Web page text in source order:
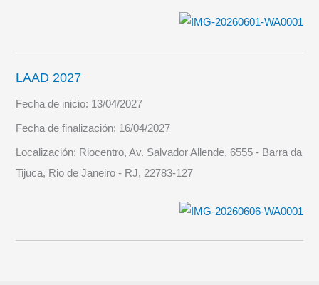
LAAD 2027
Fecha de inicio: 13/04/2027
Fecha de finalización: 16/04/2027
Localización: Riocentro, Av. Salvador Allende, 6555 - Barra da
Tijuca, Rio de Janeiro - RJ, 22783-127